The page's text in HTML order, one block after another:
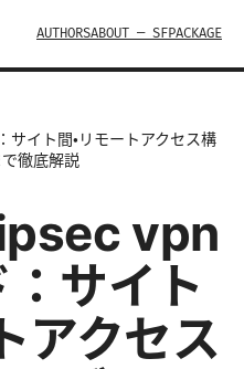
AUTHORSABOUT — SFPACKAGE
イト間・リモートアクセス構
徹底解説
vpn
サイト
アクセス